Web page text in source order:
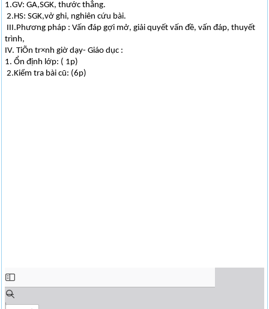
1.GV: GA,SGK, thước thẳng.
2.HS: SGK,vở ghi, nghiên cứu bài.
III.Phương pháp : Vấn đáp gợi mở, giải quyết vấn đề, vấn đáp, thuyết
trình,
IV. TiÕn tr×nh giờ dạy- Giáo dục :
1. Ổn định lớp: ( 1p)
2.Kiểm tra bài cũ: (6p)